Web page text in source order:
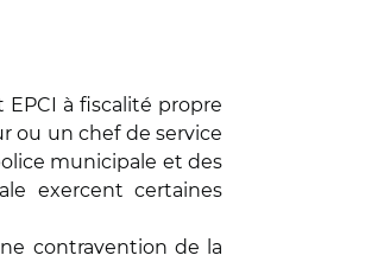
à fiscalité propre
ou un chef de service
municipale et des
exercent certaines
contravention de la